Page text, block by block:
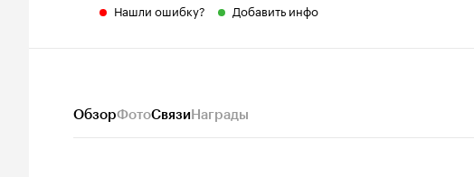
Нашли ошибку? Добавить инфо
ОбзорФотоСвязиНаграды